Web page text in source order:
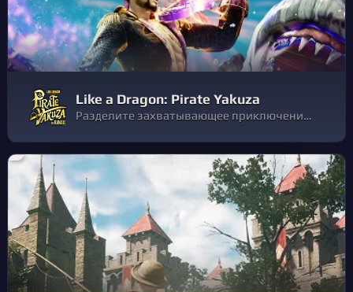
Like a Dragon: Pirate Yakuza
Разделите захватывающее приключение бывшего якудзы, а ныне пиратского капитана. Присоединитесь к его команде, которая участвует в захватывающих боях на суше и на море в поисках потерянных воспоминаний и легендарного сокровища.